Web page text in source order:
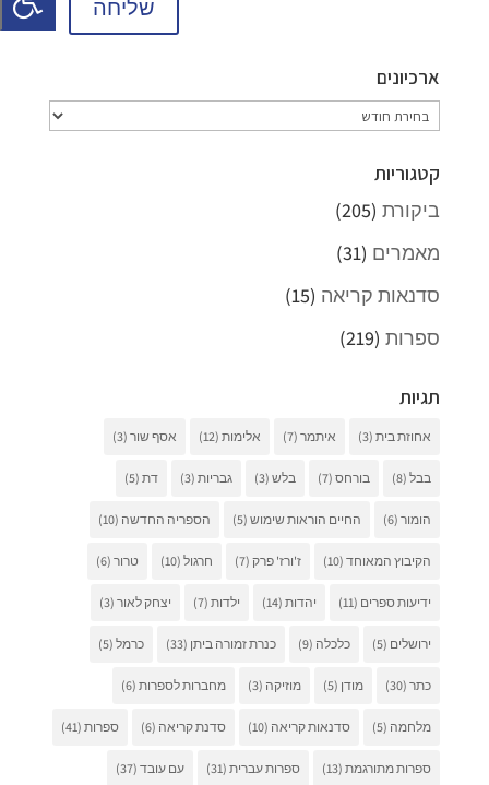
שליחה
ארכיונים
ארכיונים
קטגוריות
ביקורת(205)
מאמרים (31)
סדנאות קריאה (15)
ספרות(219)
תגיות
אחוזת בית(3) איתמר(7) אלימות(12) אסף שור(3)
בבל(8) בורחס(7) בלש(3) גבריות(3) דת(5)
הומור(6) החיים הוראות שימוש(5) הספריה החדשה (10)
הקיבוץ המאוחד(10) ז'ורז' פרק(7) חרגול(10) טרור(6)
ידיעות ספרים (11) יהדות(14) ילדות(7) יצחק לאור(3)
ירושלים (5) כלכלה (9) כנרת זמורה ביתן (33) כרמל(5)
כתר(30) מודן (5) מוזיקה (3) מחברות לספרות(6)
מלחמה (5) סדנאות קריאה (10) סדנת קריאה (6) ספרות(41)
ספרות מתורגמת(13) ספרות עברית(31) עם עובד(37)